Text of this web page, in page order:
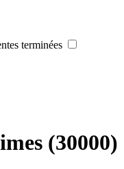
terminées
(30000)